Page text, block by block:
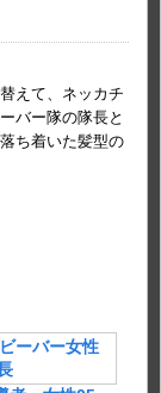
えて、ネッカチ
バー隊の隊長と
ち着いた髪型の